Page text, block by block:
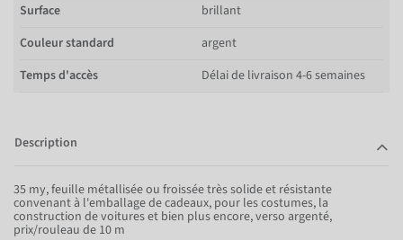
Surface
brillant
Couleur standard
argent
Temps d'accès
Délai de livraison 4-6 semaines
Description
35 my, feuille métallisée ou froissée très solide et résistante
convenant à l'emballage de cadeaux, pour les costumes, la
construction de voitures et bien plus encore, verso argenté,
prix/rouleau de 10 m